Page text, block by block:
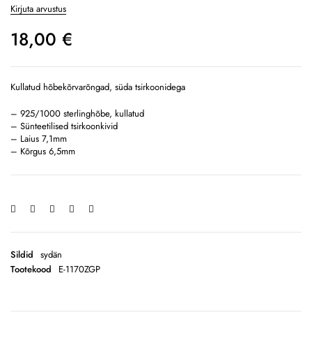
Kirjuta arvustus
18,00 €
Kullatud hõbekõrvarõngad, süda tsirkoonidega
– 925/1000 sterlinghõbe, kullatud
– Sünteetilised tsirkoonkivid
– Laius 7,1mm
– Kõrgus 6,5mm
Sildid sydän
Tootekood
E-1170ZGP